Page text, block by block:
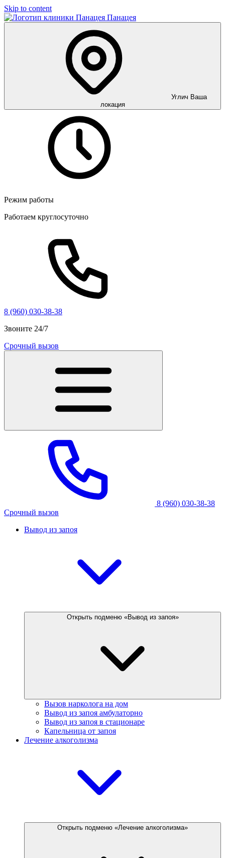
Skip to content
Панацея
Углич Ваша
локация
Режим работы
Работаем круглосуточно
8 (960) 030-38-38
Звоните 24/7
Срочный вызов
8 (960) 030-38-38
Срочный вызов
Вывод из запоя
Открыть подменю «Вывод из запоя»
Вызов нарколога на дом
Вывод из запоя амбулаторно
Вывод из запоя в стационаре
Капельница от запоя
Лечение алкоголизма
Открыть подменю «Лечение алкоголизма»